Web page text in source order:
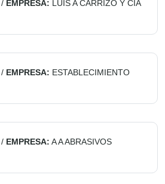
/ EMPRESA: LUIS A CARRIZO Y CIA
/ EMPRESA: ESTABLECIMIENTO
/ EMPRESA: A A ABRASIVOS